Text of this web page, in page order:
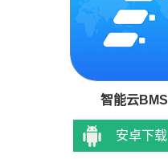
智能云BMS
安卓下载